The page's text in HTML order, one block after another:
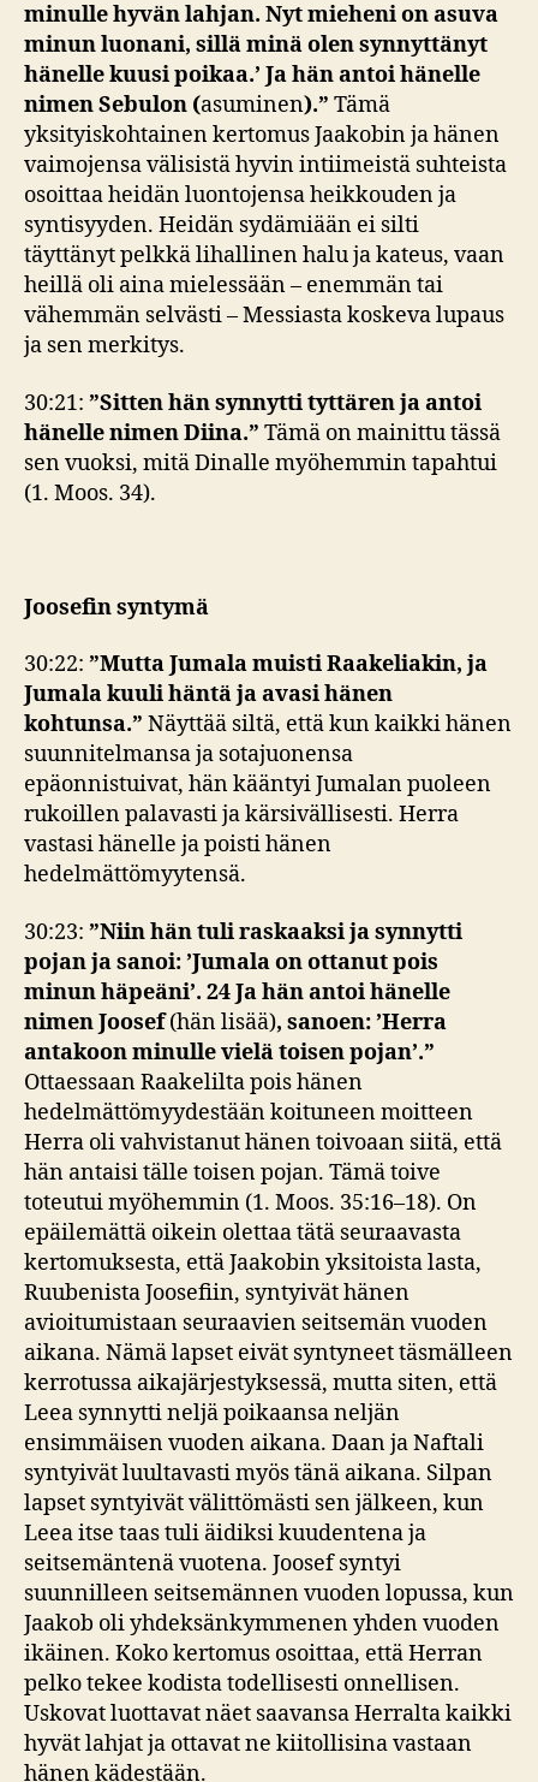
minulle hyvän lahjan. Nyt mieheni on asuva
minun luonani, sillä minä olen synnyttänyt
hänelle kuusi poikaa.’ Ja hän antoi hänelle
nimen Sebulon (asuminen).” Tämä
yksityiskohtainen kertomus Jaakobin ja hänen
vaimojensa välisistä hyvin intiimeistä suhteista
osoittaa heidän luontojensa heikkouden ja
syntisyyden. Heidän sydämiään ei silti
täyttänyt pelkkä lihallinen halu ja kateus, vaan
heillä oli aina mielessään – enemmän tai
vähemmän selvästi – Messiasta koskeva lupaus
ja sen merkitys.
30:21: ”Sitten hän synnytti tyttären ja antoi
hänelle nimen Diina.” Tämä on mainittu tässä
sen vuoksi, mitä Dinalle myöhemmin tapahtui
(1. Moos. 34).
Joosefin syntymä
30:22: ”Mutta Jumala muisti Raakeliakin, ja
Jumala kuuli häntä ja avasi hänen
kohtunsa.” Näyttää siltä, että kun kaikki hänen
suunnitelmansa ja sotajuonensa
epäonnistuivat, hän kääntyi Jumalan puoleen
rukoillen palavasti ja kärsivällisesti. Herra
vastasi hänelle ja poisti hänen
hedelmättömyytensä.
30:23: ”Niin hän tuli raskaaksi ja synnytti
pojan ja sanoi: ’Jumala on ottanut pois
minun häpeäni’. 24 Ja hän antoi hänelle
nimen Joosef(hän lisää), sanoen: ’Herra
antakoon minulle vielä toisen pojan’.”
Ottaessaan Raakelilta pois hänen
hedelmättömyydestään koituneen moitteen
Herra oli vahvistanut hänen toivoaan siitä, että
hän antaisi tälle toisen pojan. Tämä toive
toteutui myöhemmin (1. Moos. 35:16–18). On
epäilemättä oikein olettaa tätä seuraavasta
kertomuksesta, että Jaakobin yksitoista lasta,
Ruubenista Joosefiin, syntyivät hänen
avioitumistaan seuraavien seitsemän vuoden
aikana. Nämä lapset eivät syntyneet täsmälleen
kerrotussa aikajärjestyksessä, mutta siten, että
Leea synnytti neljä poikaansa neljän
ensimmäisen vuoden aikana. Daan ja Naftali
syntyivät luultavasti myös tänä aikana. Silpan
lapset syntyivät välittömästi sen jälkeen, kun
Leea itse taas tuli äidiksi kuudentena ja
seitsemäntenä vuotena. Joosef syntyi
suunnilleen seitsemännen vuoden lopussa, kun
Jaakob oli yhdeksänkymmenen yhden vuoden
ikäinen. Koko kertomus osoittaa, että Herran
pelko tekee kodista todellisesti onnellisen.
Uskovat luottavat näet saavansa Herralta kaikki
hyvät lahjat ja ottavat ne kiitollisina vastaan
hänen kädestään.